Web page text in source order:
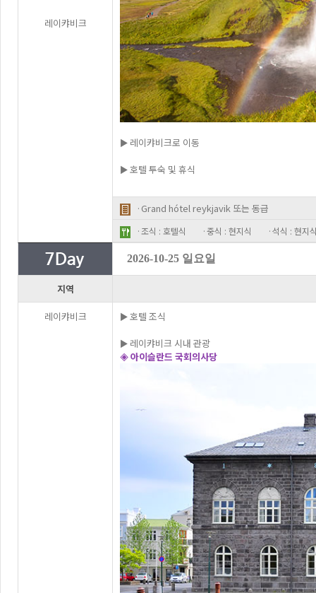
레이캬비크
► 레이캬비크로 이동
► 호텔 투숙 및 휴식
·Grand hótel reykjavik 또는 동급
·조식 : 호텔식 ·중식 : 현지식 ·석식 : 현지
2026-10-25 일요일
지역
레이캬비크
► 호텔 조식
► 레이캬비크 시내 관광
◈ 아이슬란드 국회의사당